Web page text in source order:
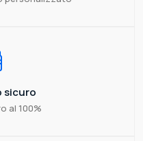
sicuro
al 100%